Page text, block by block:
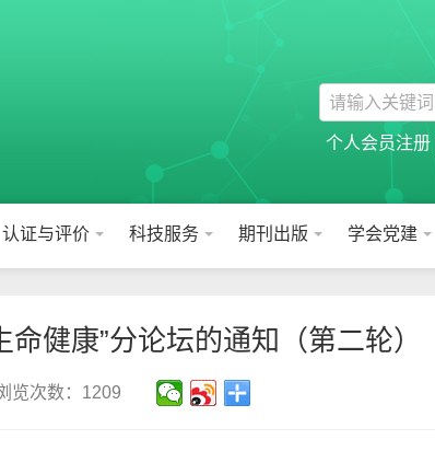
个人会员注册|
认证与评价 科技服务 期刊出版 学会党建
健康”分论坛的通知（第二轮）
览次数：1209